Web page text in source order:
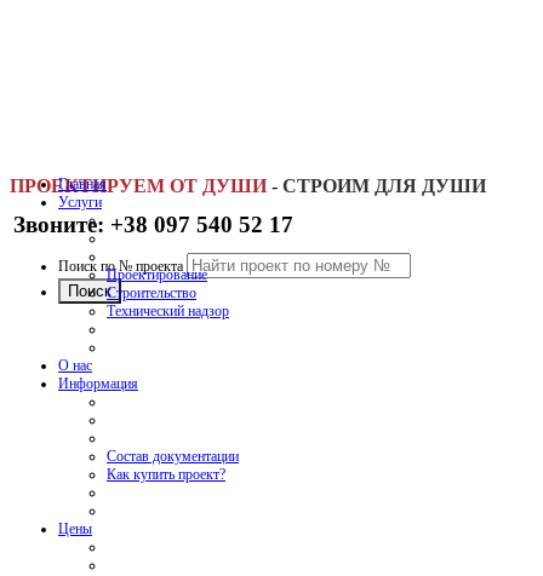
ПРОЕКТИРУЕМ ОТ ДУШИ - СТРОИМ ДЛЯ ДУШИ
Звоните: +38 097 540 52 17
Поиск по № проекта
Главная
Услуги
Проектирование
Строительство
Технический надзор
О нас
Информация
Состав документации
Как купить проект?
Цены